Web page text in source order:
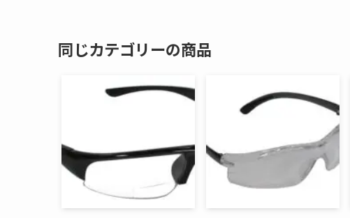
同じカテゴリーの商品